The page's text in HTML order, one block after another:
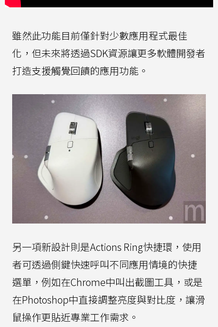
雖然此功能目前僅針對少數應用程式最佳
化，但未來將透過SDK資源讓更多軟體開發者
打造支援觸覺回饋的應用功能。
另一項新設計則是Actions Ring快捷環，使用
者可透過側鍵快速呼叫不同應用情境的快捷
選單，例如在Chrome中叫出截圖工具，或是
在Photoshop中直接調整亮度與對比度，讓滑
鼠操作更貼近專業工作需求。